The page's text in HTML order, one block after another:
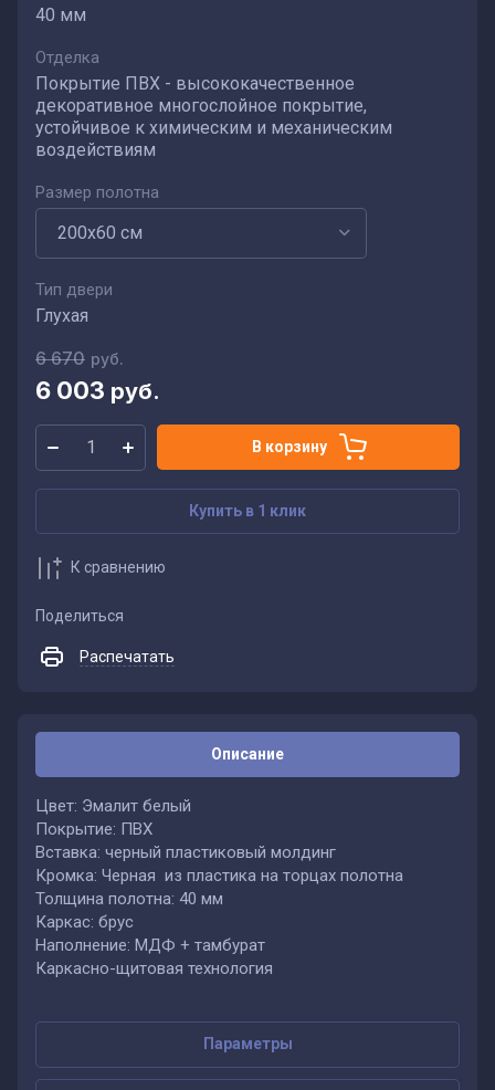
40 мм
Отделка
Покрытие ПВХ - высококачественное
декоративное многослойное покрытие,
устойчивое к химическим и механическим
воздействиям
Размер полотна
Тип двери
Глухая
6 670 руб.
6 003 руб.
В корзину
Купить в 1 клик
К сравнению
Поделиться
Распечатать
Описание
Цвет: Эмалит белый
Покрытие: ПВХ
Вставка: черный пластиковый молдинг
Кромка: Черная из пластика на торцах полотна
Толщина полотна: 40 мм
Каркас: брус
Наполнение: МДФ + тамбурат
Каркасно-щитовая технология
Параметры